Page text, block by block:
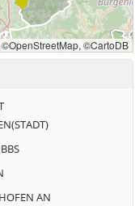
AN